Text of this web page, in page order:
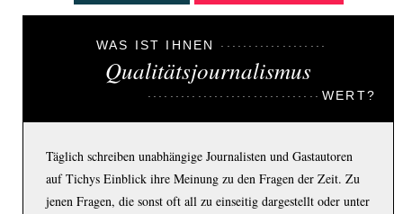
WAS IST IHNEN
Qualitätsjournalismus
WERT?
Täglich schreiben unabhängige Journalisten und Gastautoren
auf Tichys Einblick ihre Meinung zu den Fragen der Zeit. Zu
jenen Fragen, die sonst oft all zu einseitig dargestellt oder unter